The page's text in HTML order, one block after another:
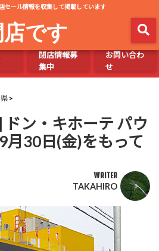
セール情報を収集して掲載しています
です
閉店情報募
集中
お問い合わ
せ
ドン・キホーテ パウ
月30日(金)をもって
WRITER
TAKAHIRO